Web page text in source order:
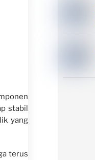
stabil
yang
terus